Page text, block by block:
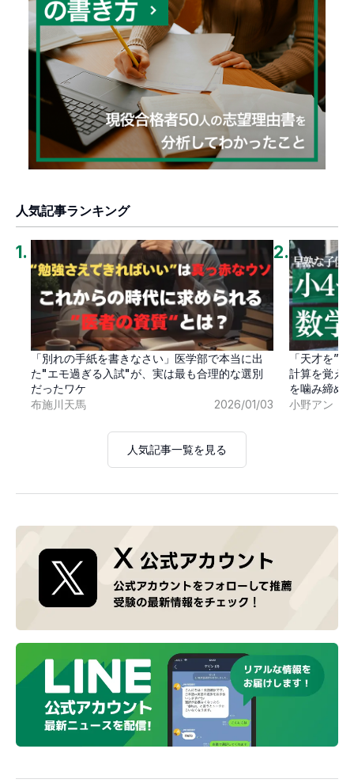
人気記事ランキング
1 .
「別れの手紙を書きなさい」医学部で本当に出
た"エモ過ぎる入試"が、実は最も合理的な選別
だったワケ
布施川天馬
2026/01/03
2.
「天才を”
計算を覚え
を噛み締め
小野アン
人気記事一覧を見る